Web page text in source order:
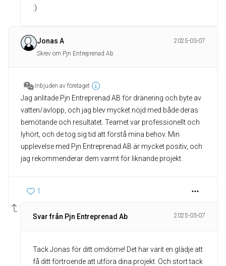
:)
Jonas A
2025-03-07
Skrev om Pjn Entreprenad Ab
Inbjuden av företaget
Jag anlitade Pjn Entreprenad AB för dränering och byte av
vatten/avlopp, och jag blev mycket nöjd med både deras
bemötande och resultatet. Teamet var professionellt och
lyhört, och de tog sig tid att förstå mina behov. Min
upplevelse med Pjn Entreprenad AB är mycket positiv, och
jag rekommenderar dem varmt för liknande projekt.
1
Svar från Pjn Entreprenad Ab 2025-03-07
Tack Jonas för ditt omdöme! Det har varit en glädje att
få ditt förtroende att utföra dina projekt. Och stort tack